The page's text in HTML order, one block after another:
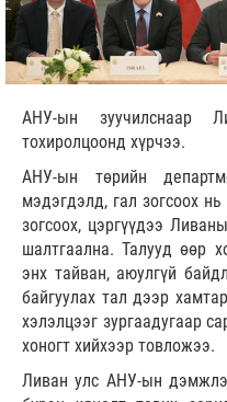
АНУ-ын зуучилснаар
тохиролцоонд хүрчээ.
АНУ-ын төрийн
мэдэгдэлд, гал зогсоох
зогсоох, цэргүүдээ
шалтгаална. Талууд өөр
энх тайван, аюулгүй
байгуулах тал дээр
хэлэлцээг зургаадугаар
хоногт хийхээр товложээ.
Ливан улс АНУ-ын